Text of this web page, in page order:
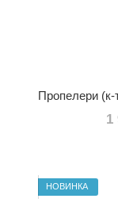
1
НОВИНКА